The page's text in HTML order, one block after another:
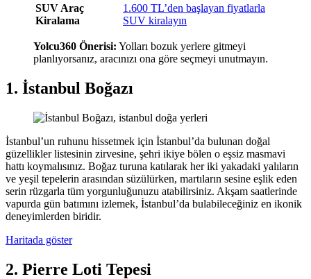
SUV Araç
Kiralama
1.600 TL’den başlayan fiyatlarla
SUV kiralayın
Yolcu360 Önerisi: Yolları bozuk yerlere gitmeyi
planlıyorsanız, aracınızı ona göre seçmeyi unutmayın.
1. İstanbul Boğazı
İstanbul’un ruhunu hissetmek için İstanbul’da bulunan doğal
güzellikler listesinin zirvesine, şehri ikiye bölen o eşsiz masmavi
hattı koymalısınız. Boğaz turuna katılarak her iki yakadaki yalıların
ve yeşil tepelerin arasından süzülürken, martıların sesine eşlik eden
serin rüzgarla tüm yorgunluğunuzu atabilirsiniz. Akşam saatlerinde
vapurda gün batımını izlemek, İstanbul’da bulabileceğiniz en ikonik
deneyimlerden biridir.
Haritada göster
2. Pierre Loti Tepesi